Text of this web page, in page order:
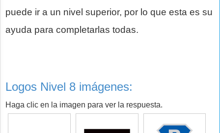
puede ir a un nivel superior, por lo que esta es su
ayuda para completarlas todas.
Logos Nivel 8 imágenes:
Haga clic en la imagen para ver la respuesta.